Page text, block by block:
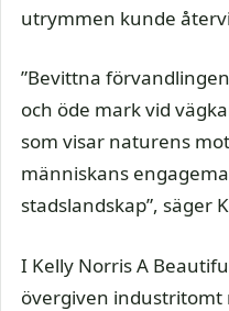
utrymmen kunde
”Bevittna
och öde mark vid
som visar naturens
människans
stadslandskap”, säger
I Kelly Norris A
övergiven